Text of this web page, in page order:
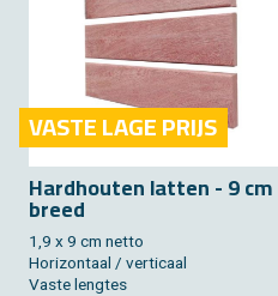
VASTE LAGE PRIJS
Hard­hou­ten lat­ten - 9 cm
breed
1,9 x 9 cm netto
Ho­ri­zon­taal / ver­ti­caal
Vaste leng­tes